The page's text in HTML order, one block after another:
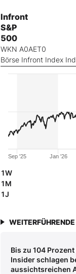
Infront
S&P
500
WKN A0AET0
Börse Infront Index
Jan '26
Sep '25
1W
1M
1J
Bis zu 104
Insider schlagen
aussichtsreichen